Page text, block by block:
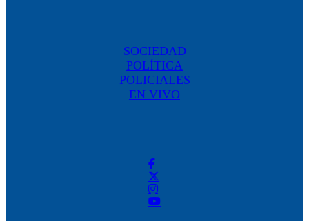
SOCIEDAD
POLÍTICA
POLICIALES
EN VIVO